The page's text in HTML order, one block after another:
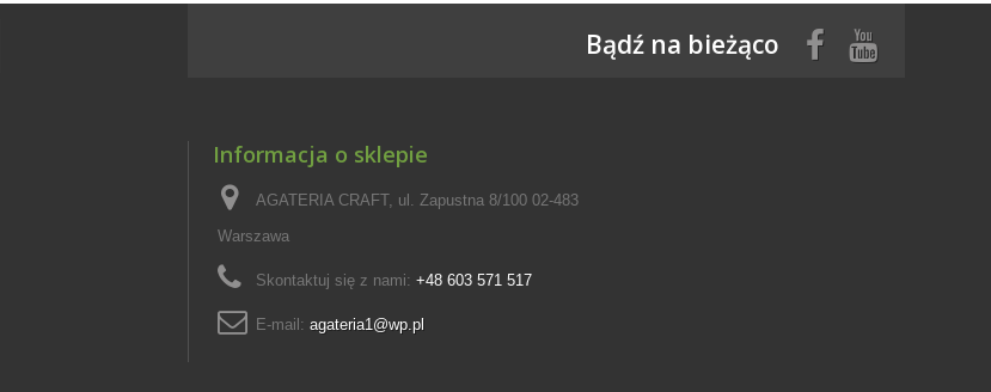
Bądź na bieżąco
Informacja o sklepie
AGATERIA CRAFT, ul. Zapustna 8/100 02-483
Warszawa
Skontaktuj się z nami: +48 603 571 517
E-mail: agateria1@wp.pl